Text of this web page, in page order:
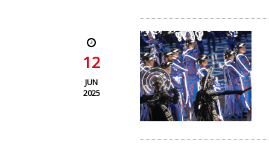
12
JUN
2025